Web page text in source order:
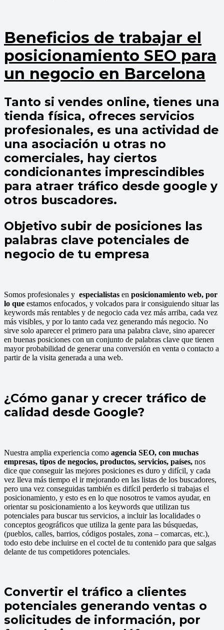
Beneficios de trabajar el
posicionamiento SEO para
un negocio en Barcelona
Tanto si vendes online, tienes una
tienda física, ofreces servicios
profesionales, es una actividad de
una asociación u otras no
comerciales, hay ciertos
condicionantes imprescindibles
para atraer tráfico desde google y
otros buscadores.
Objetivo subir de posiciones las
palabras clave potenciales de
negocio de tu empresa
Somos profesionales y especialistas en posicionamiento web, por
lo que estamos enfocados, y volcados para ir consiguiendo situar las
keywords más rentables y de negocio cada vez más arriba, cada vez
más visibles, y por lo tanto cada vez generando más negocio. No
sirve solo aparecer el primero para una palabra clave, sino aparecer
en buenas posiciones con un conjunto de palabras clave que tienen
mayor probabilidad de generar una conversión en venta o contacto a
partir de la visita generada a una web.
¿Cómo ganar y crecer tráfico de
calidad desde Google?
Nuestra amplia experiencia como agencia SEO, con muchas
empresas, tipos de negocios, productos, servicios, países, nos
dice que conseguir las mejores posiciones es duro y difícil, y cada
vez lleva más tiempo el ir mejorando en las listas de los buscadores,
pero una vez conseguidas también es difícil perderlo si trabajas el
posicionamiento, y esto es en lo que nosotros te vamos ayudar, en
orientar su posicionamiento a los keywords que utilizan tus
potenciales para buscar tus servicios, a incluir las localidades o
conceptos geográficos que utiliza la gente para las búsquedas,
(pueblos, calles, barrios, códigos postales, zona – comarcas, etc.),
todo esto debe incluirse en el coctel de tu contenido para que salgas
delante de tus competidores potenciales.
Convertir el tráfico a clientes
potenciales generando ventas o
solicitudes de información, por